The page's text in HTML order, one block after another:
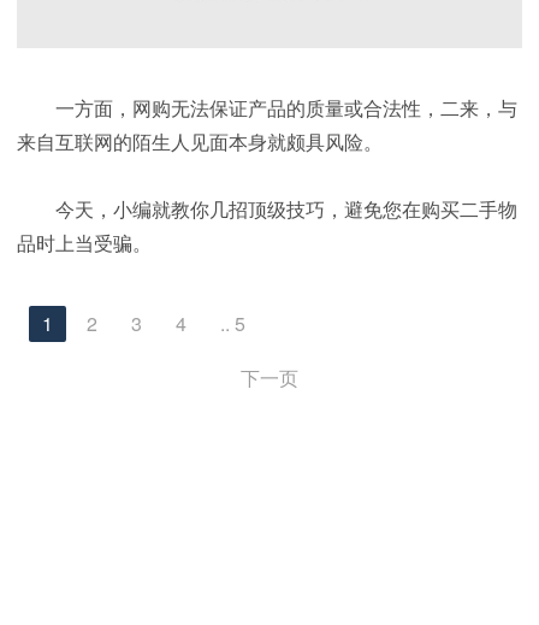
一方面，网购无法保证产品的质量或合法性，二来，与
来自互联网的陌生人见面本身就颇具风险。
今天，小编就教你几招顶级技巧，避免您在购买二手物
品时上当受骗。
1 2 3 4
.. 5
下一页